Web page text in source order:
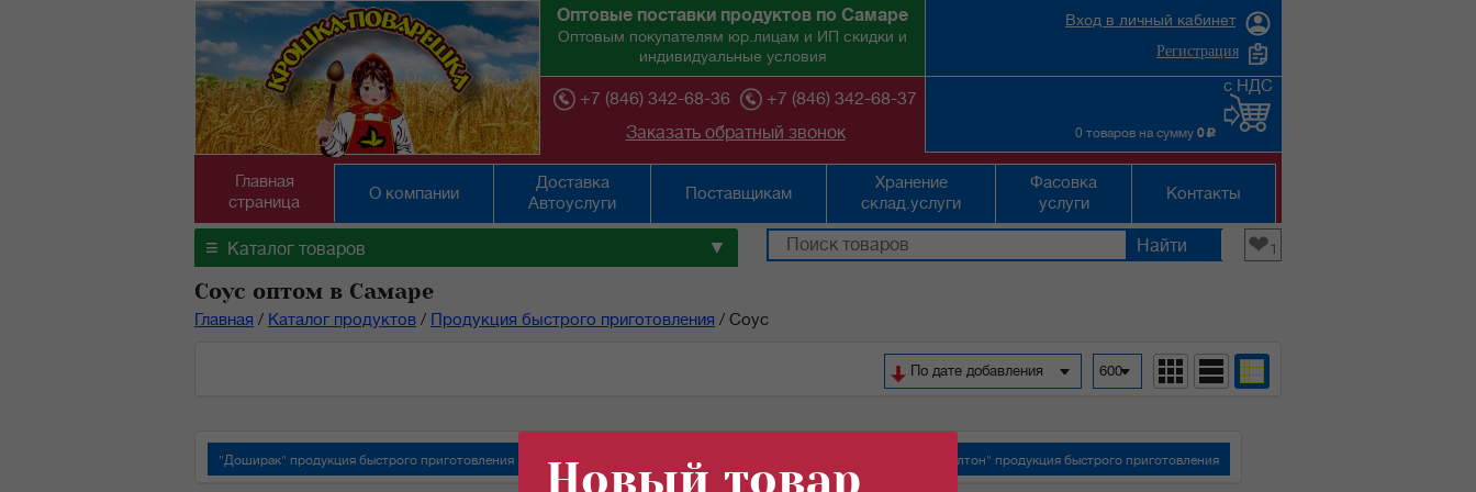
Оптовые поставки продуктов по Самаре
Оптовым покупателям юр.лицам и ИП скидки и
индивидуальные условия
+7 (846) 342-68-36
+7 (846) 342-68-37
Заказать обратный звонок
Вход в личный кабинет
Регистрация
0 товаров на сумму 0 c
с НДС
Главная
страница
О компании
Доставка
Автоуслуги
Поставщикам
Хранение
склад.услуги
Фасовка
услуги
Контакты
≡ Каталог товаров ▼ ❤1
Соус оптом в Самаре
Главная / Каталог продуктов / Продукция быстрого приготовления / Соус
600
По дате добавления
"Доширак" продукция быстрого приготовления "Кухня без границ" продукция быстрого приготовления "Роллтон" продукция быстрого приготовления